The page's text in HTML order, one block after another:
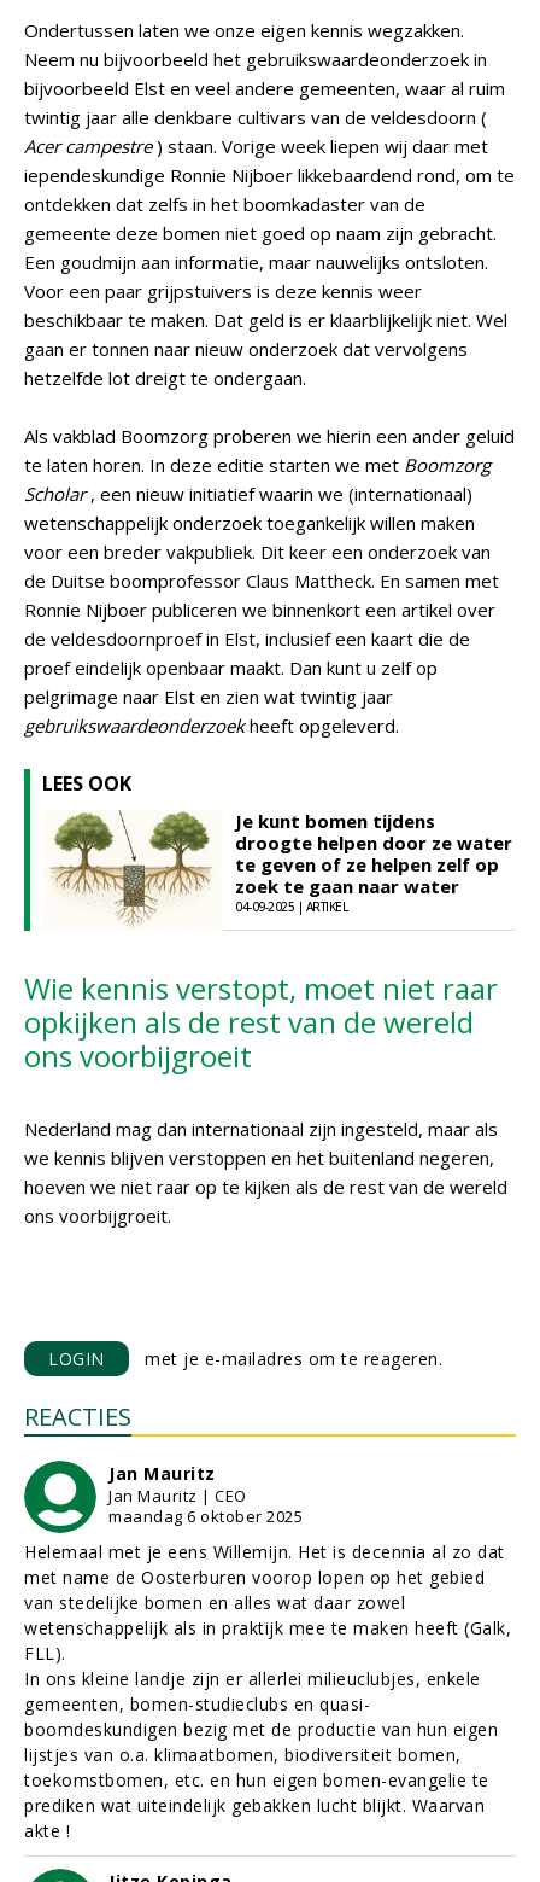
Ondertussen laten we onze eigen kennis wegzakken.
Neem nu bijvoorbeeld het gebruikswaardeonderzoek in
bijvoorbeeld Elst en veel andere gemeenten, waar al ruim
twintig jaar alle denkbare cultivars van de veldesdoorn (
Acer campestre) staan. Vorige week liepen wij daar met
iependeskundige Ronnie Nijboer likkebaardend rond, om te
ontdekken dat zelfs in het boomkadaster van de
gemeente deze bomen niet goed op naam zijn gebracht.
Een goudmijn aan informatie, maar nauwelijks ontsloten.
Voor een paar grijpstuivers is deze kennis weer
beschikbaar te maken. Dat geld is er klaarblijkelijk niet. Wel
gaan er tonnen naar nieuw onderzoek dat vervolgens
hetzelfde lot dreigt te ondergaan.
Als vakblad Boomzorg proberen we hierin een ander geluid
te laten horen. In deze editie starten we met Boomzorg
Scholar, een nieuw initiatief waarin we (internationaal)
wetenschappelijk onderzoek toegankelijk willen maken
voor een breder vakpubliek. Dit keer een onderzoek van
de Duitse boomprofessor Claus Mattheck. En samen met
Ronnie Nijboer publiceren we binnenkort een artikel over
de veldesdoornproef in Elst, inclusief een kaart die de
proef eindelijk openbaar maakt. Dan kunt u zelf op
pelgrimage naar Elst en zien wat twintig jaar
gebruikswaardeonderzoekheeft opgeleverd.
LEES OOK
Je kunt bomen tijdens
droogte helpen door ze water
te geven of ze helpen zelf op
zoek te gaan naar water
04-09-2025 | ARTIKEL
Wie kennis verstopt, moet niet raar
opkijken als de rest van de wereld
ons voorbijgroeit
Nederland mag dan internationaal zijn ingesteld, maar als
we kennis blijven verstoppen en het buitenland negeren,
hoeven we niet raar op te kijken als de rest van de wereld
ons voorbijgroeit.
LOGIN met je e-mailadres om te reageren.
REACTIES
Jan Mauritz
Jan Mauritz | CEO
maandag 6 oktober 2025
Helemaal met je eens Willemijn. Het is decennia al zo dat
met name de Oosterburen voorop lopen op het gebied
van stedelijke bomen en alles wat daar zowel
wetenschappelijk als in praktijk mee te maken heeft (Galk,
FLL).
In ons kleine landje zijn er allerlei milieuclubjes, enkele
gemeenten, bomen-studieclubs en quasi-
boomdeskundigen bezig met de productie van hun eigen
lijstjes van o.a. klimaatbomen, biodiversiteit bomen,
toekomstbomen, etc. en hun eigen bomen-evangelie te
prediken wat uiteindelijk gebakken lucht blijkt. Waarvan
akte !